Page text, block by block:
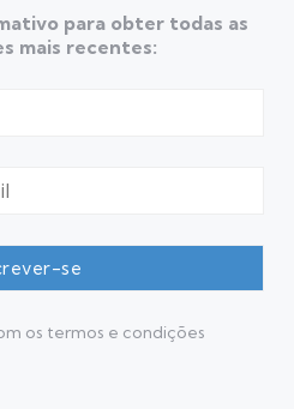
para obter todas as
mais recentes:
os termos e condições